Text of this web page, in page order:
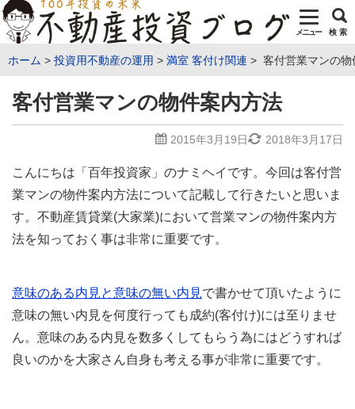
メニュー 検 索
ホーム 投資用不動産の運用 満室 客付け関連 客付営業マンの物
客付営業マンの物件案内方法
2015年3月19日 2018年3月17日
こんにちは「百年投資家」のナミヘイです。今回は客付営
業マンの物件案内方法について記載して行きたいと思いま
す。不動産賃貸業(大家業)において営業マンの物件案内方
法を知っておく事は非常に重要です。
意味のある内見と意味の無い内見で書かせて頂いたように
意味の無い内見を何度行っても成約(客付け)には至りませ
ん。意味のある内見を数多くしてもらう為にはどうすれば
良いのかを大家さん自身も考える事が非常に重要です。